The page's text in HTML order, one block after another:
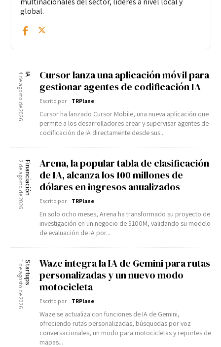
Enlaces útiles
Registro / Entrar
Registro / Entrar
global.
IA
4 de agosto de 2026
Cursor lanza una aplicación móvil para
gestionar agentes de codificación IA
Escrito por TRPlane
Cursor ha lanzado Cursor Mobile, una nueva aplicación que
permite a los desarrolladores crear y supervisar agentes de
codificación de IA directamente desde sus...
Financiación
2 de agosto de 2026
Arena, la popular tabla de clasificación
de IA, alcanza los 100 millones de
dólares en ingresos anualizados
Escrito por TRPlane
En solo ocho meses, Arena ha transformado su proyecto de
investigación en un negocio de $100M, validando su modelo
de evaluación de IA por...
Startups
1 de agosto de 2026
Waze integra la IA de Gemini para rutas
personalizadas y un nuevo modo
motocicleta
Escrito por TRPlane
Waze se actualiza con funciones de IA de Gemini,
ofreciendo rutas personalizadas, búsquedas por voz
conversacionales, un modo para motocicletas y reportes de
mapas...